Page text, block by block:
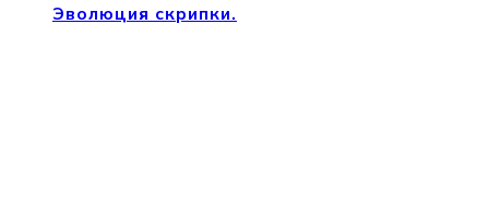
Эволюция скрипки.